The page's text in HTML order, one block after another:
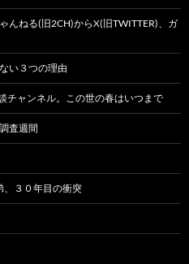
んねる(旧2CH)からX(旧TWITTER)、ガ
い３つの理由
チャンネル。この世の春はいつまで
査週間
、３０年目の衝突